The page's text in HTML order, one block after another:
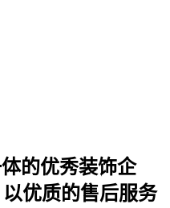
的优秀装饰企
优质的售后服务